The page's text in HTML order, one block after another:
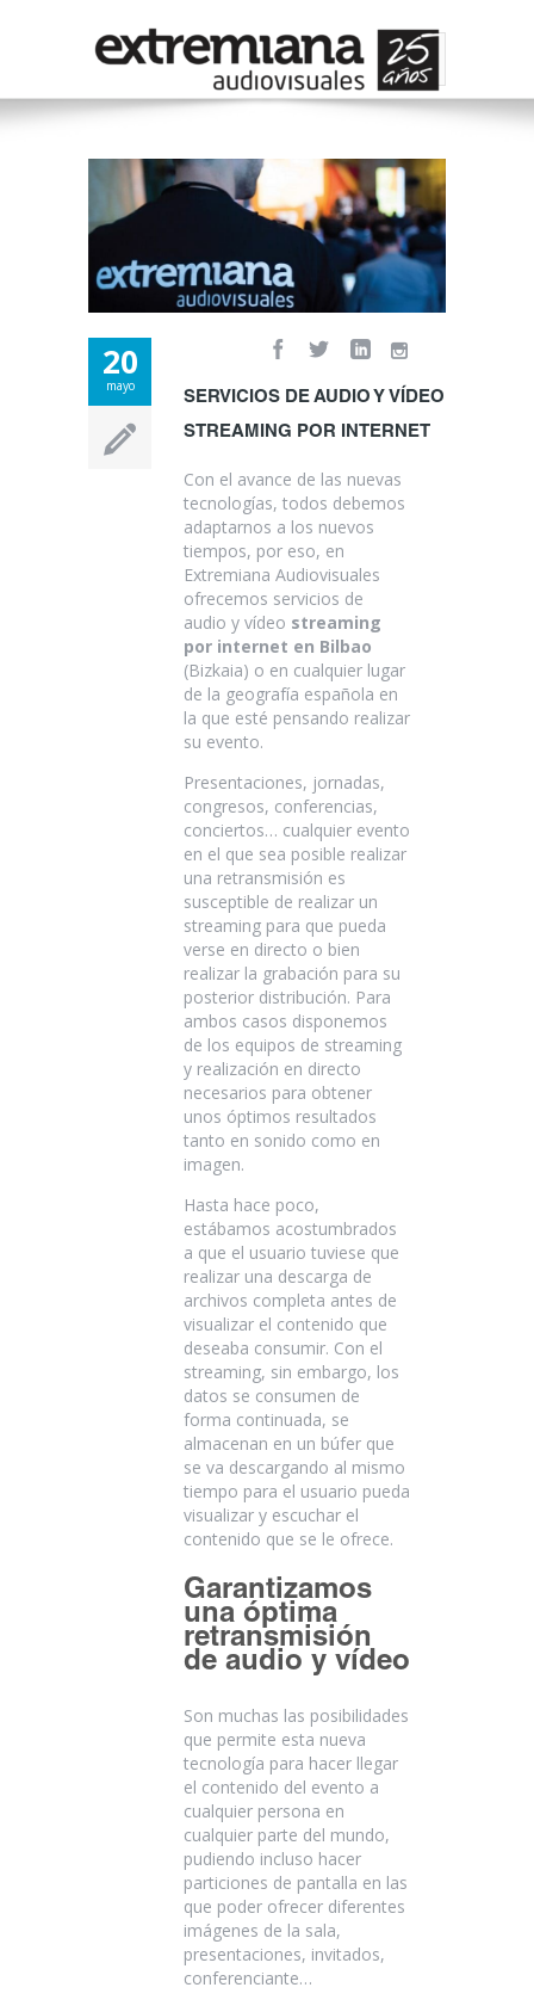
20
mayo
SERVICIOS DE AUDIO Y VÍDEO
STREAMING POR INTERNET
Con el avance de las nuevas
tecnologías, todos debemos
adaptarnos a los nuevos
tiempos, por eso, en
Extremiana Audiovisuales
ofrecemos servicios de
audio y vídeo streaming
por internet en Bilbao
(Bizkaia) o en cualquier lugar
de la geografía española en
la que esté pensando realizar
su evento.
Presentaciones, jornadas,
congresos, conferencias,
conciertos… cualquier evento
en el que sea posible realizar
una retransmisión es
susceptible de realizar un
streaming para que pueda
verse en directo o bien
realizar la grabación para su
posterior distribución. Para
ambos casos disponemos
de los equipos de streaming
y realización en directo
necesarios para obtener
unos óptimos resultados
tanto en sonido como en
imagen.
Hasta hace poco,
estábamos acostumbrados
a que el usuario tuviese que
realizar una descarga de
archivos completa antes de
visualizar el contenido que
deseaba consumir. Con el
streaming, sin embargo, los
datos se consumen de
forma continuada, se
almacenan en un búfer que
se va descargando al mismo
tiempo para el usuario pueda
visualizar y escuchar el
contenido que se le ofrece.
Garantizamos
una óptima
retransmisión
de audio y vídeo
Son muchas las posibilidades
que permite esta nueva
tecnología para hacer llegar
el contenido del evento a
cualquier persona en
cualquier parte del mundo,
pudiendo incluso hacer
particiones de pantalla en las
que poder ofrecer diferentes
imágenes de la sala,
presentaciones, invitados,
conferenciante…